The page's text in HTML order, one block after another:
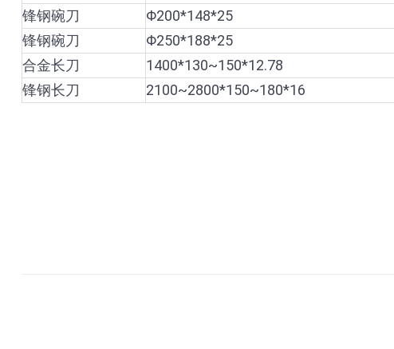
锋钢碗刀
Φ200*148*25
锋钢碗刀
Φ250*188*25
合金长刀
1400*130~150*12.78
锋钢长刀
2100~2800*150~180*16